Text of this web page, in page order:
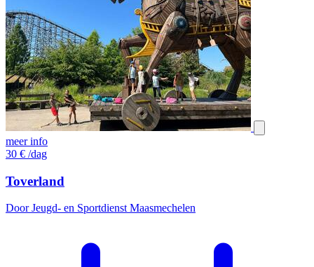
meer info
30 € /dag
Toverland
Door Jeugd- en Sportdienst Maasmechelen